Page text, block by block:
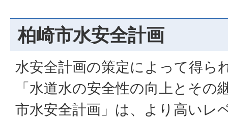
柏崎市水安全計画
水安全計画の策定によって得ら
「水道水の安全性の向上とその
市水安全計画」は、より高いレ